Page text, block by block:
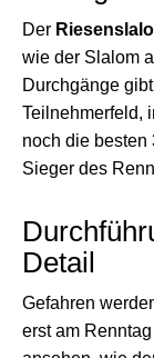
Der
wie der Slalom
Durchgänge
Teilnehmerfeld,
noch die besten
Sieger des
Detail
Gefahren
erst am